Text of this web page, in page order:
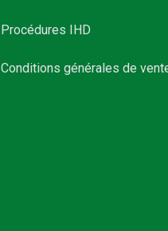
Procédures IHD
Conditions générales de